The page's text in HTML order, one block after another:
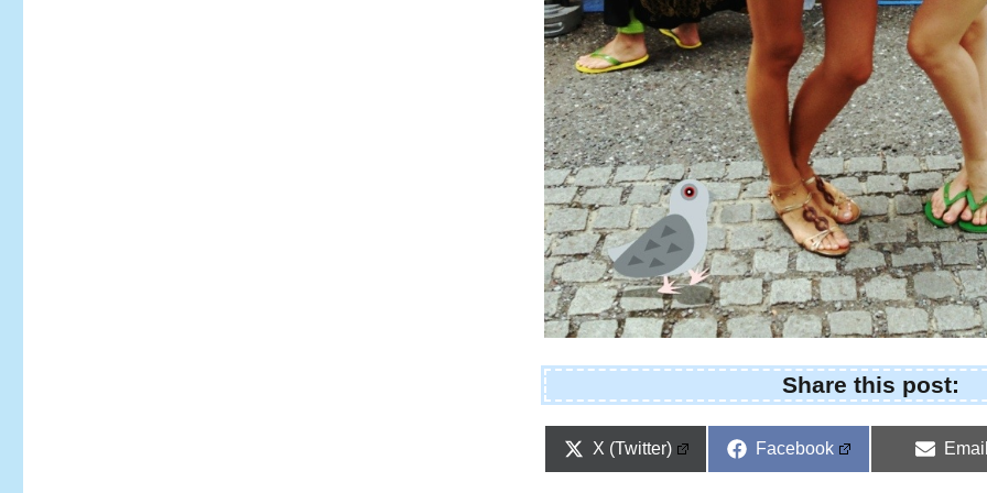
Share this post:
Share
X (Twitter)
Share
Facebook
Share
Email